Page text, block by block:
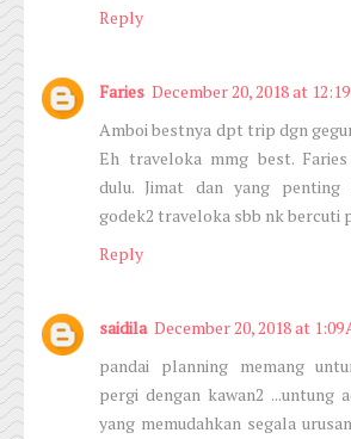
Reply
Faries December 20, 2018 at
Amboi bestnya dpt trip dgn
Eh traveloka mmg best.
dulu. Jimat dan yang penting
godek2 traveloka sbb nk bercuti
Reply
saidila December 20, 2018 at 1:09
pandai planning memang
pergi dengan kawan2 ...untung
yang memudahkan segala